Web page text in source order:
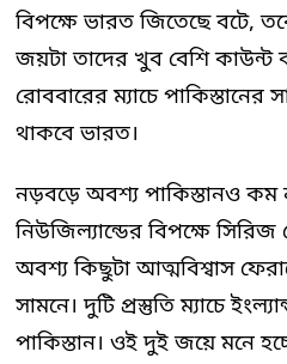
বিপক্ষে ভারত জিতেছে বটে,
জয়টা তাদের খুব বেশি কাউন্ট
রোববারের ম্যাচে
থাকবে ভারত।
নড়বড়ে অবশ্য পাকিস্তানও
নিউজিল্যান্ডের বিপক্ষে সিরিজ
অবশ্য কিছুটা আত্মবিশ্বাস
সামনে। দুটি প্রস্তুতি ম্যাচে
পাকিস্তান। ওই দুই জয়ে মনে